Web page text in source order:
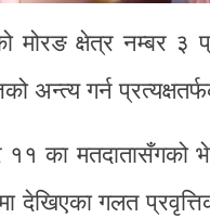
मोरङ क्षेत्र नम्बर
अन्त्य गर्न
११ का
देखिएका गलत